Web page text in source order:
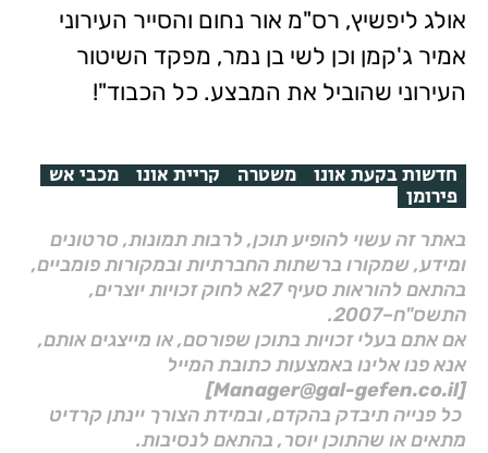
אולג ליפשיץ, רס"מ אור נחום והסייר העירוני
אמיר ג'קמן וכן לשי בן נמר, מפקד השיטור
העירוני שהוביל את המבצע. כל הכבוד"!
חדשות בקעת אונו משטרה קריית אונו מכבי אש
פירומן
באתר זה עשוי להופיע תוכן, לרבות תמונות, סרטונים
ומידע, שמקורו ברשתות החברתיות ובמקורות פומביים,
בהתאם להוראות סעיף 27א לחוק זכויות יוצרים,
התשס"ח–2007.
אם אתם בעלי זכויות בתוכן שפורסם, או מייצגים אותם,
אנא פנו אלינו באמצעות כתובת המייל
[Manager@gal-gefen.co.il]
כל פנייה תיבדק בהקדם, ובמידת הצורך יינתן קרדיט
מתאים או שהתוכן יוסר, בהתאם לנסיבות.